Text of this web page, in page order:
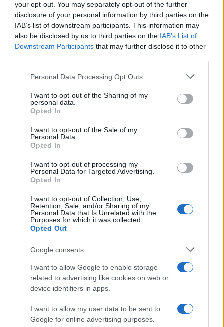
your opt-out. You may separately opt-out of the further
disclosure of your personal information by third parties on the
IAB’s list of downstream participants. This information may
also be disclosed by us to third parties on the IAB’s List of
Downstream Participants that may further disclose it to other
Please note that this website/app uses one or more Google
not limited to your visit or usage behaviour. You may click to
grant or deny consent to Google and its third-party tags to
use your data for below specified purposes in below Google
consent section.
Personal Data Processing Opt Outs
I want to opt-out of the Sharing of my
personal data.
Opted In
I want to opt-out of the Sale of my
Personal Data.
Opted In
I want to opt-out of processing my
Personal Data for Targeted Advertising.
Opted In
I want to opt-out of Collection, Use,
Retention, Sale, and/or Sharing of my
Personal Data that Is Unrelated with the
Purposes for which it was collected.
Opted Out
Google consents
I want to allow Google to enable storage
related to advertising like cookies on web or
device identifiers in apps.
I want to allow my user data to be sent to
Google for online advertising purposes.
της Ζωής μας
Οι άνθρωποι, οι αυθεντικές ιστορίες,
το ελληνικό καλοκαίρι και ένας
πολιτισμός που μας ενώνει κάθε μέρα.
ΓΙΑ ΤΟ ΚΑΛΟΚΑΙΡΙ ΣΟΥ →
ΤΟ ΠΑΡΟΝ ΤΗΣ ΚΥΡΙΑΚΗΣ